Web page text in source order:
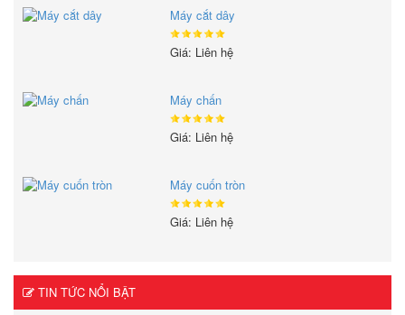
Máy cắt dây
Giá: Liên hệ
Máy chấn
Giá: Liên hệ
Máy cuốn tròn
Giá: Liên hệ
TIN TỨC NỔI BẬT